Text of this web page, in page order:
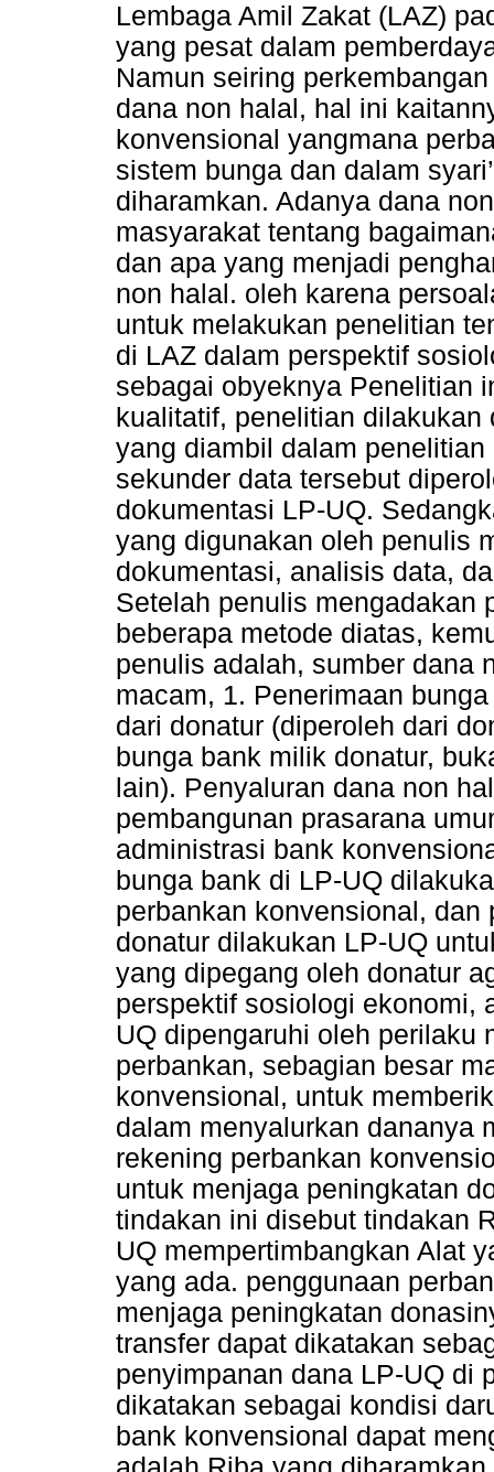
Lembaga Amil Zakat (LAZ)
yang pesat dalam
Namun seiring
dana non halal, hal ini
konvensional yangmana
sistem bunga dan dalam
diharamkan. Adanya dana
masyarakat tentang
dan apa yang menjadi
non halal. oleh karena
untuk melakukan penelitian
di LAZ dalam perspektif
sebagai obyeknya Penelitian
kualitatif, penelitian
yang diambil dalam
sekunder data tersebut
dokumentasi LP-UQ.
yang digunakan oleh penulis
dokumentasi, analisis data,
Setelah penulis mengadakan
beberapa metode diatas,
penulis adalah, sumber dana
macam, 1. Penerimaan
dari donatur (diperoleh dari
bunga bank milik donatur,
lain). Penyaluran dana non
pembangunan prasarana
administrasi bank
bunga bank di LP-UQ
perbankan konvensional,
donatur dilakukan LP-UQ
yang dipegang oleh donatur
perspektif sosiologi ekonomi,
UQ dipengaruhi oleh perilaku
perbankan, sebagian besar
konvensional, untuk
dalam menyalurkan dananya
rekening perbankan
untuk menjaga peningkatan
tindakan ini disebut tindakan
UQ mempertimbangkan Alat
yang ada. penggunaan
menjaga peningkatan
transfer dapat dikatakan
penyimpanan dana LP-UQ di
dikatakan sebagai kondisi
bank konvensional dapat